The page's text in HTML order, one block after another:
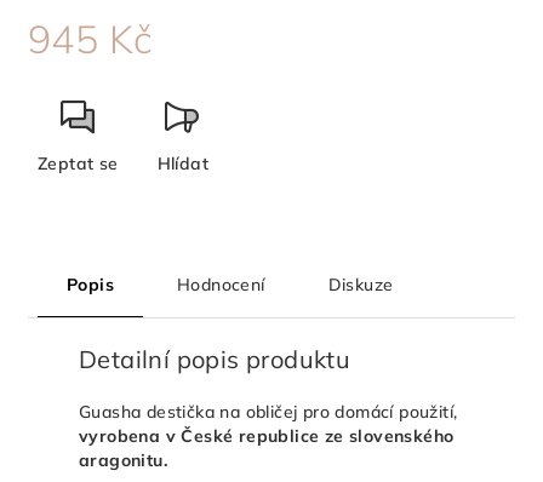
945 Kč
cena:
Zeptat se Hlídat
Popis Hodnocení Diskuze
Detailní popis produktu
Guasha destička na obličej pro domácí použití,
vyrobena v České republice ze slovenského
aragonitu.